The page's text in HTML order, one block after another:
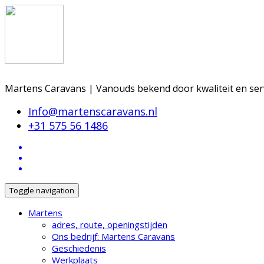
Martens Caravans | Vanouds bekend door kwaliteit en
Info@martenscaravans.nl
+31 575 56 1486
Toggle navigation
Martens
adres, route, openingstijden
Ons bedrijf: Martens Caravans
Geschiedenis
Werkplaats